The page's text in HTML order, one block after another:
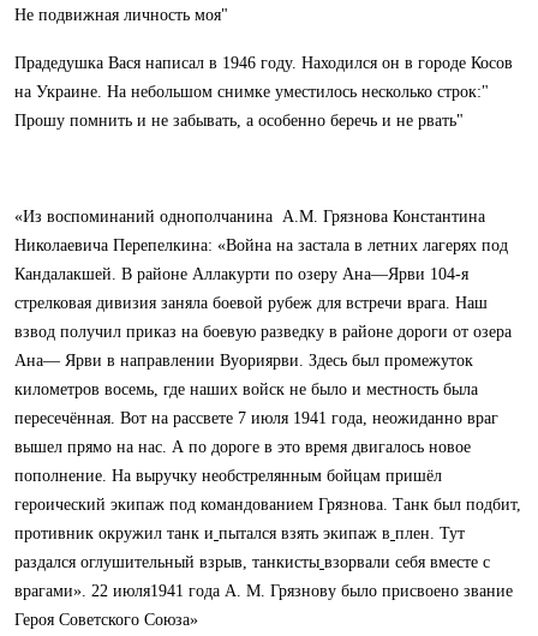
Не подвижная личность моя"
Прадедушка Вася написал в 1946 году. Находился он в городе Косов
на Украине. На небольшом снимке уместилось несколько строк:"
Прошу помнить и не забывать, а особенно беречь и не рвать"
«Из воспоминаний однополчанина А.М. Грязнова Константина
Николаевича Перепелкина: «Война на застала в летних лагерях под
Кандалакшей. В районе Аллакурти по озеру Ана—Ярви 104-я
стрелковая дивизия заняла боевой рубеж для встречи врага. Наш
взвод получил приказ на боевую разведку в районе дороги от озера
Ана— Ярви в направлении Вуориярви. Здесь был промежуток
километров восемь, где наших войск не было и местность была
пересечённая. Вот на рассвете 7 июля 1941 года, неожиданно враг
вышел прямо на нас. А по дороге в это время двигалось новое
пополнение. На выручку необстрелянным бойцам пришёл
героический экипаж под командованием Грязнова. Танк был подбит,
противник окружил танк и пытался взять экипаж в плен. Тут
раздался оглушительный взрыв, танкисты взорвали себя вместе с
врагами». 22 июля1941 года А. М. Грязнову было присвоено звание
Героя Советского Союза»